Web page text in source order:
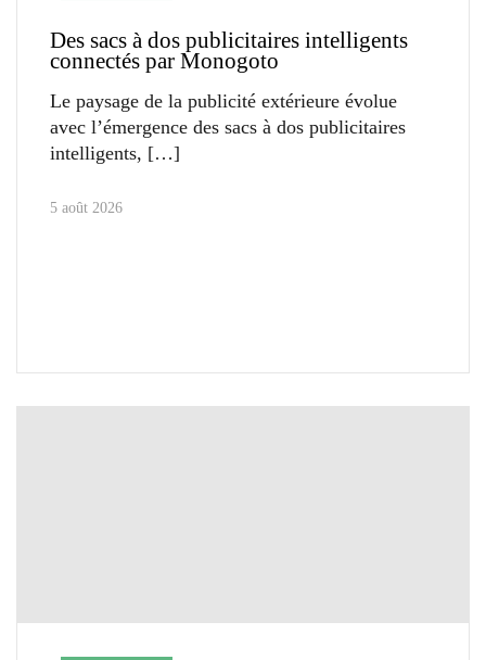
Des sacs à dos publicitaires intelligents
connectés par Monogoto
Le paysage de la publicité extérieure évolue
avec l’émergence des sacs à dos publicitaires
intelligents,
5 août 2026